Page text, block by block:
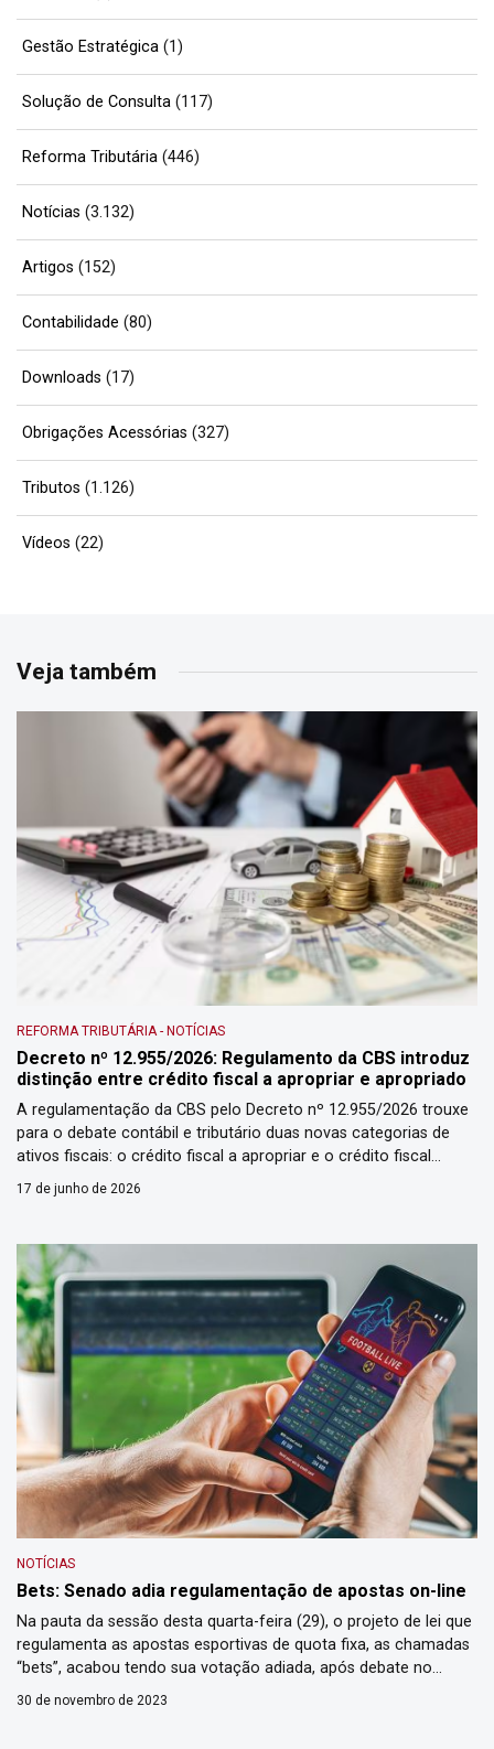
Gestão Estratégica (1)
Solução de Consulta (117)
Reforma Tributária (446)
Notícias (3.132)
Artigos (152)
Contabilidade (80)
Downloads (17)
Obrigações Acessórias (327)
Tributos (1.126)
Vídeos (22)
Veja também
REFORMA TRIBUTÁRIA- NOTÍCIAS
Decreto nº 12.955/2026: Regulamento da CBS introduz
distinção entre crédito fiscal a apropriar e apropriado
A regulamentação da CBS pelo Decreto nº 12.955/2026 trouxe
para o debate contábil e tributário duas novas categorias de
ativos fiscais: o crédito fiscal a apropriar e o crédito fiscal
apropriado. A diferenciação decorre da exigência legal que
condiciona o aproveitamento definitivo do crédito ao efetivo
novidade exige […]
17 de junho de 2026
NOTÍCIAS
Bets: Senado adia regulamentação de apostas on-line
Na pauta da sessão desta quarta-feira (29), o projeto de lei que
regulamenta as apostas esportivas de quota fixa, as chamadas
“bets”, acabou tendo sua votação adiada, após debate no
Plenário do Senado. A data da votação ainda será definida pelo
30 de novembro de 2023